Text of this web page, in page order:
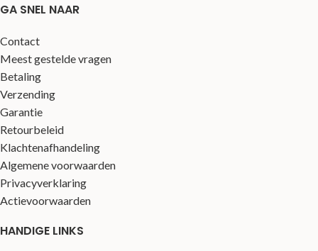
GA SNEL NAAR
Contact
Meest gestelde vragen
Betaling
Verzending
Garantie
Retourbeleid
Klachtenafhandeling
Algemene voorwaarden
Privacyverklaring
Actievoorwaarden
HANDIGE LINKS